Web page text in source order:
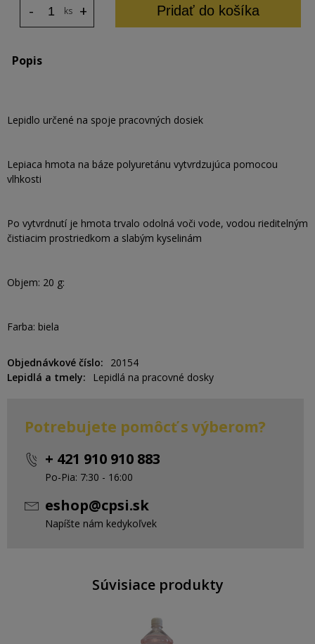
ks +
- Pridať do košíka
Popis
Lepidlo určené na spoje pracovných dosiek
Lepiaca hmota na báze polyuretánu vytvrdzujúca pomocou
vlhkosti
Po vytvrdnutí je hmota trvalo odolná voči vode, vodou rieditelným
čistiacim prostriedkom a slabým kyselinám
Objem: 20 g:
Farba: biela
Objednávkové číslo
20154
Lepidlá a tmely
Lepidlá na pracovné dosky
Potrebujete pomôcť s výberom?
+ 421 910 910 883
Po-Pia: 7:30 - 16:00
eshop@cpsi.sk
Napíšte nám kedykoľvek
Súvisiace produkty